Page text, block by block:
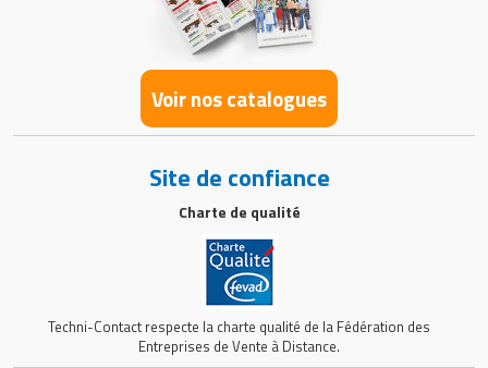
Voir nos catalogues
Site de confiance
Charte de qualité
Techni-Contact respecte la charte qualité de la Fédération des
Entreprises de Vente à Distance.